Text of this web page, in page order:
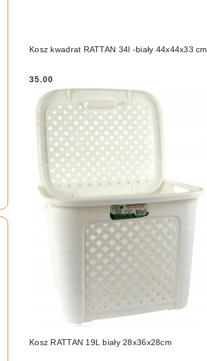
Kosz kwadrat RATTAN 34l -biały 44x44x33 cm
Cena:
35.00
DO KOSZYKA
Kosz RATTAN 19L biały 28x36x28cm